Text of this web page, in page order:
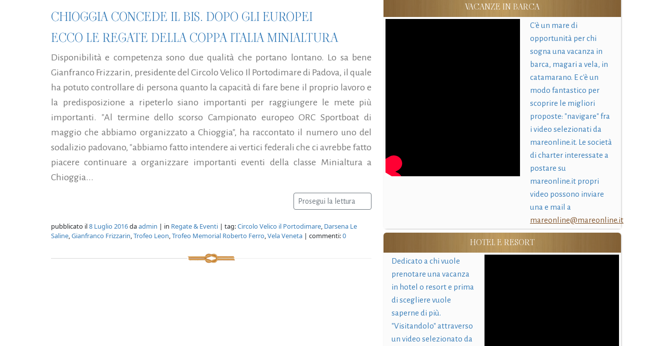
CHIOGGIA CONCEDE IL BIS. DOPO GLI EUROPEI
ECCO LE REGATE DELLA COPPA ITALIA MINIALTURA
Disponibilità e competenza sono due qualità che portano lontano. Lo sa bene
Gianfranco Frizzarin, presidente del Circolo Velico Il Portodimare di Padova, il quale
ha potuto controllare di persona quanto la capacità di fare bene il proprio lavoro e
la predisposizione a ripeterlo siano importanti per raggiungere le mete più
importanti. "Al termine dello scorso Campionato europeo ORC Sportboat di
maggio che abbiamo organizzato a Chioggia", ha raccontato il numero uno del
sodalizio padovano, "abbiamo fatto intendere ai vertici federali che ci avrebbe fatto
piacere continuare a organizzare importanti eventi della classe Minialtura a
Chioggia...
Prosegui la lettura
pubblicato il8 Luglio 2016daadmin | in Regate & Eventi | tag:Circolo Velico il Portodimare, Darsena Le
Saline,Gianfranco Frizzarin,Trofeo Leon,Trofeo Memorial Roberto Ferro,Vela Veneta | commenti:0
VACANZE IN BARCA
C'è un mare di
opportunità per chi
sogna una vacanza in
barca, magari a vela, in
catamarano. E c'è un
modo fantastico per
scoprire le migliori
proposte: "navigare" fra
i video selezionati da
mareonline.it. Le società
di charter interessate a
postare su
mareonline.it propri
video possono inviare
una e mail a
mareonline@mareonline.it
HOTEL E RESORT
Dedicato a chi vuole
prenotare una vacanza
in hotel o resort e prima
di scegliere vuole
saperne di più.
"Visitandolo" attraverso
un video selezionato da